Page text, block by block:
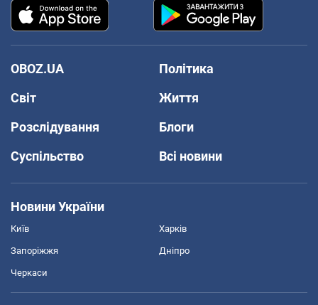
OBOZ.UA
Політика
Світ
Життя
Розслідування
Блоги
Суспільство
Всі новини
Новини України
Київ Харків
Запоріжжя Дніпро
Черкаси